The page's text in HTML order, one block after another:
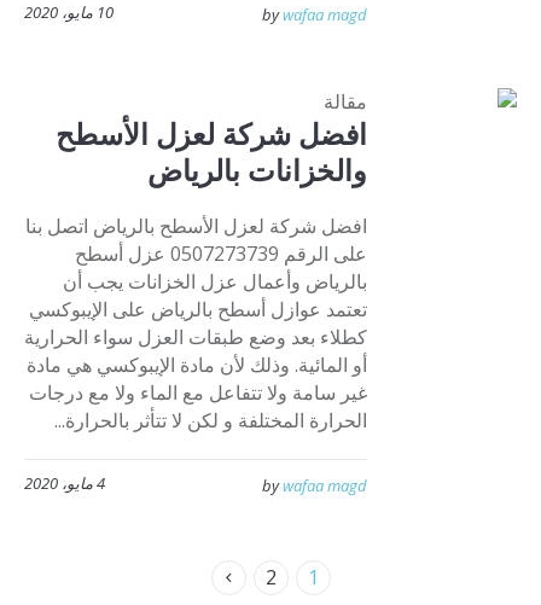
10 مايو، 2020 bywafaa magd
مقالة
افضل شركة لعزل الأسطح
والخزانات بالرياض
افضل شركة لعزل الأسطح بالرياض اتصل بنا
على الرقم 0507273739 عزل أسطح
بالرياض وأعمال عزل الخزانات يجب أن
تعتمد عوازل أسطح بالرياض على الإيبوكسي
كطلاء بعد وضع طبقات العزل سواء الحرارية
أو المائية. وذلك لأن مادة الإيبوكسي هي مادة
غير سامة ولا تتفاعل مع الماء ولا مع درجات
الحرارة المختلفة و لكن لا تتأثر بالحرارة...
4 مايو، 2020 bywafaa magd
1
2